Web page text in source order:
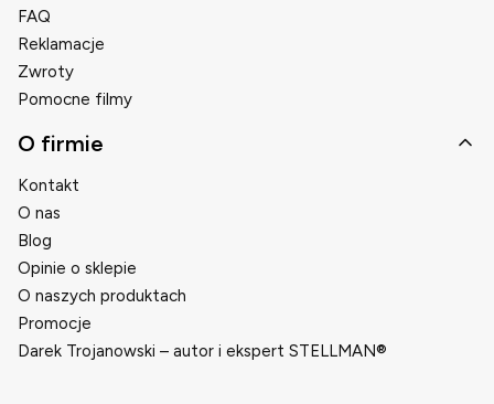
FAQ
Reklamacje
Zwroty
Pomocne filmy
O firmie
Kontakt
O nas
Blog
Opinie o sklepie
O naszych produktach
Promocje
Darek Trojanowski – autor i ekspert STELLMAN®